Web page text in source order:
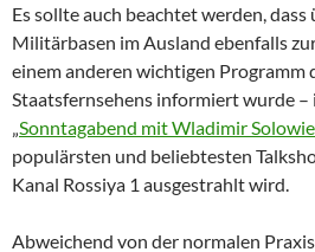
Es sollte auch beachtet werden, dass
Militärbasen im Ausland ebenfalls
einem anderen wichtigen Programm
Staatsfernsehens informiert wurde –
„Sonntagabend mit Wladimir
populärsten und beliebtesten
Kanal Rossiya 1 ausgestrahlt wird.
Abweichend von der normalen